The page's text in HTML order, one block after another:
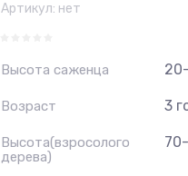
Артикул: нет
Высота саженца
Возраст 3
Высота(взросолого
дерева)